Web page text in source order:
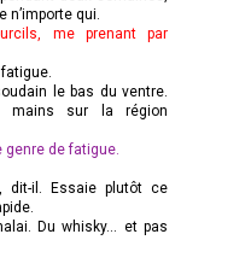
n’importe qui.
me prenant par
le bas du ventre.
mains sur la région
genre de fatigue.
dit-il. Essaie plutôt ce
Du whisky… et pas